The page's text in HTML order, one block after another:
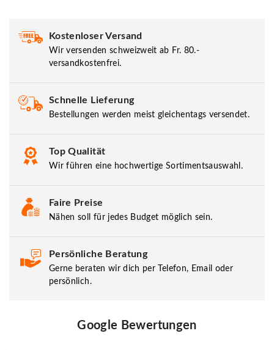
Kostenloser Versand
Wir versenden schweizweit ab Fr. 80.-
versandkostenfrei.
Schnelle Lieferung
Bestellungen werden meist gleichentags versendet.
Top Qualität
Wir führen eine hochwertige Sortimentsauswahl.
Faire Preise
Nähen soll für jedes Budget möglich sein.
Persönliche Beratung
Gerne beraten wir dich per Telefon, Email oder
persönlich.
Google Bewertungen